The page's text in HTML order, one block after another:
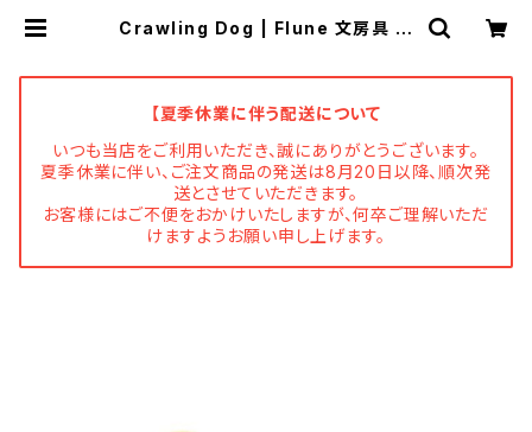
Crawling Dog | Flune 文房具 猫
【夏季休業に伴う配送について
いつも当店をご利用いただき、誠にありがとうございます。
夏季休業に伴い、ご注文商品の発送は8月20日以降、順次発
送とさせていただきます。
お客様にはご不便をおかけいたしますが、何卒ご理解いただ
けますようお願い申し上げます。